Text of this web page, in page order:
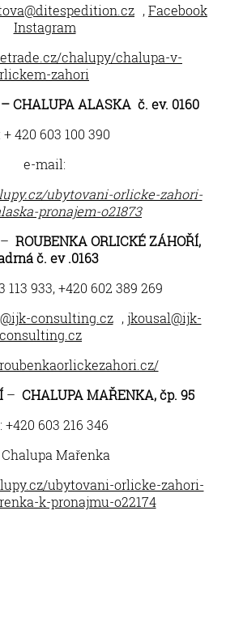
,Facebook
Instagram
chalupy/chalupa-v-
zahori
– CHALUPA ALASKA č. ev. 0160
420 603 100 390
e-mail:
ubytovani-orlicke-zahori-
pronajem-o21873
ROUBENKA ORLICKÉ ZÁHOŘÍ,
č. ev .0163
113 933, +420 602 389 269
consulting.cz , jkousal@ijk-
consulting.cz
– CHALUPA MAŘENKA, čp. 95
+420 603 216 346
Mařenka
ubytovani-orlicke-zahori-
k-pronajmu-o22174